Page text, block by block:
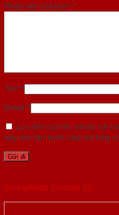
Nhận xét của bạn *
Tên *
Email *
Lưu tên của tôi, email, và
này cho lần bình luận kế tiếp
Sản phẩm tương tự